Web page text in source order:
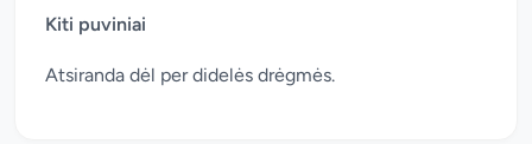
Kiti puviniai
Atsiranda dėl per didelės drėgmės.